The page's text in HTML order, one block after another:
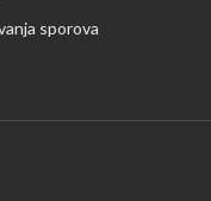
sporova